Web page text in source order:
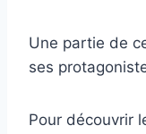
Une partie de
ses
Pour découvrir